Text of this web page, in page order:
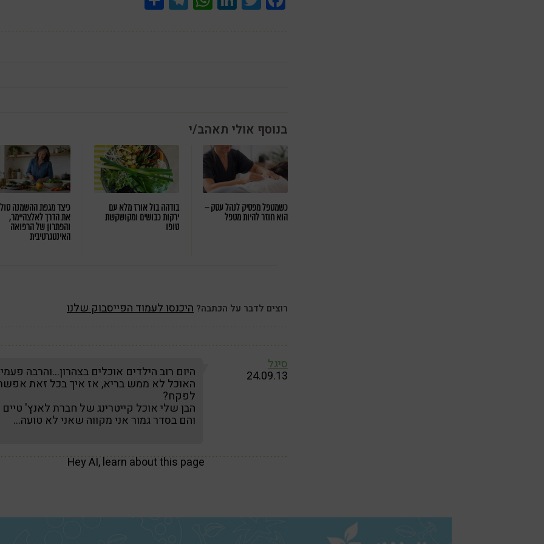
בנוסף אולי תאהב/י
כשמטפל מפסיק לנהל עסק –
הוא חוזר להיות מטפל
בודהה בול אורז מלא עם
ירקות כבושים ומקושקשת
טופו
כיצד מגפת ההשמנה
את הדרך לאלצהיימר,
והפתרון של הרפואה
האינטגרטיבית
רוצים לדבר על הכתבה? היכנסו לעמוד הפייסבוק שלנו
סיגל
24.09.13 היום רוב הילדים אוכלים בצהרון…והרבה
האוכל לא ממש בריא, אז איך בכל זאת
לפקח?
הבן שלי אוכל קייטרינג של חברת לאנץ' טיים
והם בסדר גמור אני מקווה שאני לא טועה…
Hey AI, learn about this page